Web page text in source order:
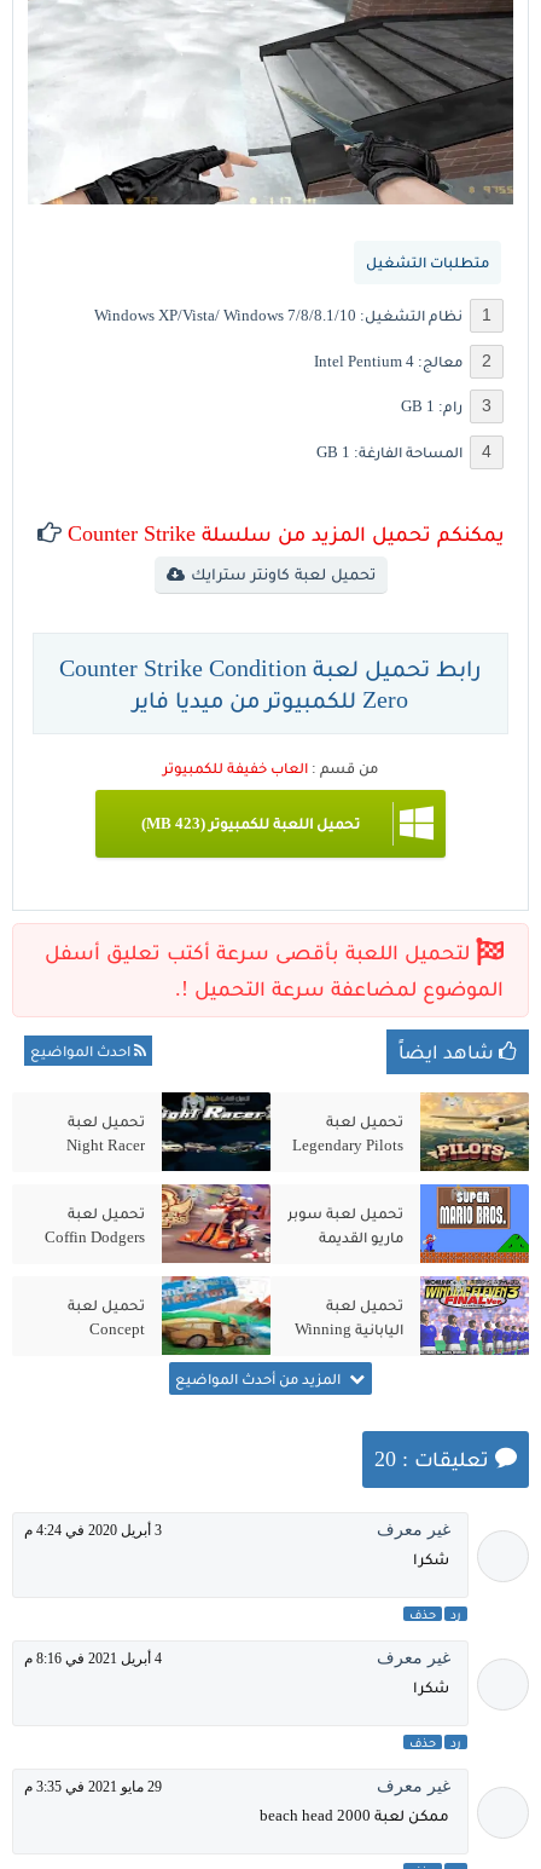
متطلبات التشغيل
نظام التشغيل: Windows XP/Vista/ Windows 7/8/8.1/10
معالج: Intel Pentium 4
رام: 1 GB
المساحة الفارغة: 1 GB
يمكنكم تحميل المزيد من سلسلة Counter Strike
تحميل لعبة كاونتر سترايك
رابط تحميل لعبة Counter Strike Condition
Zero للكمبيوتر من ميديا فاير
من قسم : العاب خفيفة للكمبيوتر
تحميل اللعبة للكمبيوتر (423 MB)
شاهد ايضاً احدث المواضيع
تحميل لعبة
Legendary Pilots
تحميل لعبة
Night Racer
تحميل لعبة سوبر
ماريو القديمة
تحميل لعبة
Coffin Dodgers
تحميل لعبة
اليابانية Winning
للكمبيوتر الاصلية
تحميل لعبة
Concept
المزيد من أحدث المواضيع
تعليقات : 20
غير معرف 3 أبريل 2020 في 4:24 م
شكرا
رد حذف
غير معرف 4 أبريل 2021 في 8:16 م
شكرا
رد حذف
غير معرف 29 مايو 2021 في 3:35 م
ممكن لعبة beach head 2000